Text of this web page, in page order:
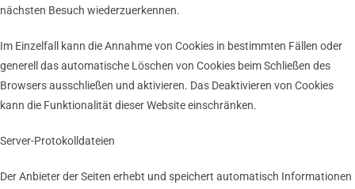
nächsten Besuch wiederzuerkennen.
Im Einzelfall kann die Annahme von Cookies in bestimmten Fällen oder
generell das automatische Löschen von Cookies beim Schließen des
Browsers ausschließen und aktivieren. Das Deaktivieren von Cookies
kann die Funktionalität dieser Website einschränken.
Server-Protokolldateien
Der Anbieter der Seiten erhebt und speichert automatisch Informationen